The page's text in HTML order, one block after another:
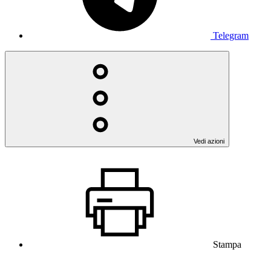
Telegram
Vedi azioni
Stampa